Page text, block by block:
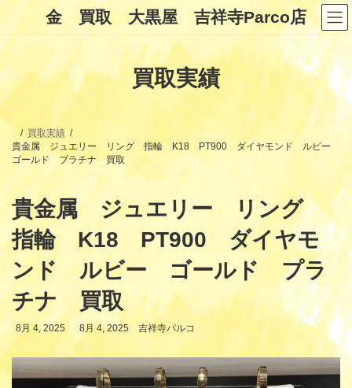
ン
キ
ッ
ー
に
移
金 買取 大黒屋 吉祥寺Parco店
買取実績
買取実績
貴金属 ジュエリー リング 指輪 K18 PT900 ダイヤモンド ルビー
ゴールド プラチナ 買取
貴金属 ジュエリー リング
指輪 K18 PT900 ダイヤモ
ンド ルビー ゴールド プラ
チナ 買取
8月 4, 2025
最
終
新
日
8月 4, 2025 吉祥寺パルコ